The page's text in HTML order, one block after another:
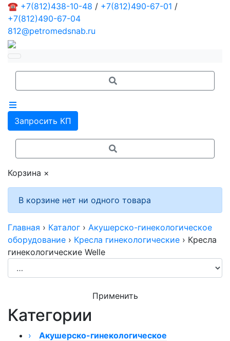
☎ +7(812)438-10-48 / +7(812)490-67-01 /
+7(812)490-67-04
812@petromedsnab.ru
Запросить КП
Корзина ×
В корзине нет ни одного товара
Главная › Каталог › Акушерско-гинекологическое
оборудование › Кресла гинекологические › Кресла
гинекологические Welle
Применить
Категории
›
Акушерско-гинекологическое